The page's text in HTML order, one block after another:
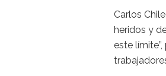
Carlos
heridos y
este